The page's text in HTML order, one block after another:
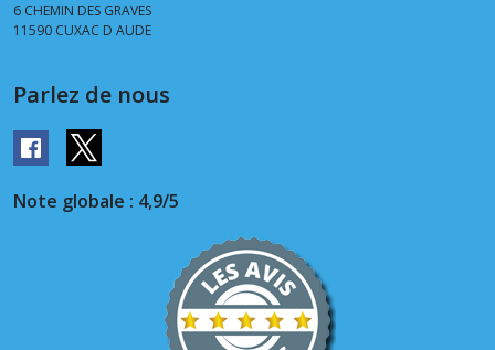
6 CHEMIN DES GRAVES
11590 CUXAC D AUDE
Parlez de nous
Note globale : 4,9/5